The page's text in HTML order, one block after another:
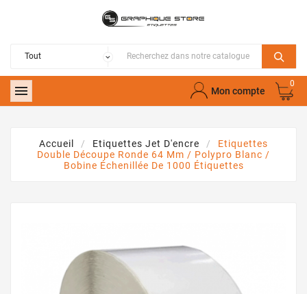
 Mon compte
0
Accueil Etiquettes Jet D'encre
Etiquettes
Double Découpe Ronde 64 Mm / Polypro Blanc /
Bobine Échenillée De 1000 Étiquettes